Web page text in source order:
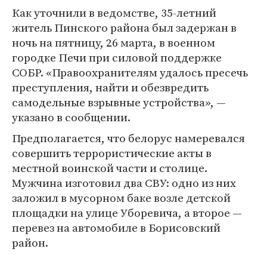
Как уточнили в ведомстве, 35-летний
житель Пинского района был задержан в
ночь на пятницу, 26 марта, в военном
городке Печи при силовой поддержке
СОБР. «Правоохранителям удалось пресечь
преступления, найти и обезвредить
самодельные взрывные устройства», —
указано в сообщении.
Предполагается, что белорус намеревался
совершить террористические акты в
местной воинской части и столице.
Мужчина изготовил два СВУ: одно из них
заложил в мусорном баке возле детской
площадки на улице Уборевича, а второе —
перевез на автомобиле в Борисовский
район.